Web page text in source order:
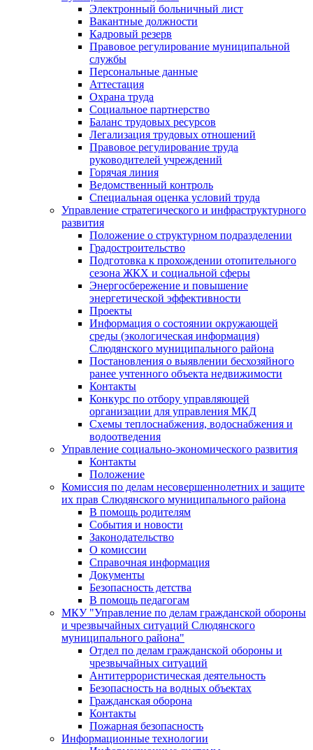
Электронный больничный лист
Вакантные должности
Кадровый резерв
Правовое регулирование муниципальной
службы
Персональные данные
Аттестация
Охрана труда
Социальное партнерство
Баланс трудовых ресурсов
Легализация трудовых отношений
Правовое регулирование труда
руководителей учреждений
Горячая линия
Ведомственный контроль
Специальная оценка условий труда
Управление стратегического и инфраструктурного
развития
Положение о структурном подразделении
Градостроительство
Подготовка к прохождении отопительного
сезона ЖКХ и социальной сферы
Энергосбережение и повышение
энергетической эффективности
Проекты
Информация о состоянии окружающей
среды (экологическая информация)
Слюдянского муниципального района
Постановления о выявлении бесхозяйного
ранее учтенного объекта недвижимости
Контакты
Конкурс по отбору управляющей
организации для управления МКД
Схемы теплоснабжения, водоснабжения и
водоотведения
Управление социально-экономического развития
Контакты
Положение
Комиссия по делам несовершеннолетних и защите
их прав Слюдянского муниципального района
В помощь родителям
События и новости
Законодательство
О комиссии
Справочная информация
Документы
Безопасность детства
В помощь педагогам
МКУ "Управление по делам гражданской обороны
и чрезвычайных ситуаций Слюдянского
муниципального района"
Отдел по делам гражданской обороны и
чрезвычайных ситуаций
Антитеррористическая деятельность
Безопасность на водных объектах
Гражданская оборона
Контакты
Пожарная безопасность
Информационные технологии